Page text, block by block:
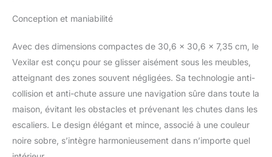
pourrez également
contrôler à distance son
processus de nettoyage
(mode de nettoyage,
taille d'aspiration, etc.).
Lorsque vous rentrez
chez vous, vous verrez
que vos sols sont
Conception et maniabilité
Avec des dimensions compactes de 30,6 x 30,6 x 7,35 cm, le
Vexilar est conçu pour se glisser aisément sous les meubles,
atteignant des zones souvent négligées. Sa technologie anti-
collision et anti-chute assure une navigation sûre dans toute la
maison, évitant les obstacles et prévenant les chutes dans les
escaliers. Le design élégant et mince, associé à une couleur
noire sobre, s’intègre harmonieusement dans n’importe quel